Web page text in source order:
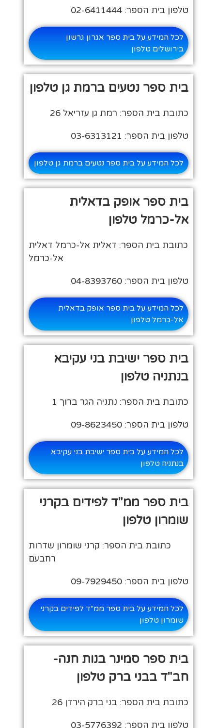
טלפון בית הספר: 02-6411444
לכל המידע על בית ספר אגרון גרשון
בירושלים טלפון
בית ספר נטעים ברמת גן טלפון
כתובת בית הספר: רמת גן עזריאל 26
טלפון בית הספר: 03-6313121
לכל המידע על בית ספר נטעים ברמת גן טלפון
בית ספר אופק בדאלית
אל-כרמל טלפון
כתובת בית הספר: דאלית אל-כרמל דאלית
אל-כרמל
טלפון בית הספר: 04-8393760
לכל המידע על בית ספר אופק בדאלית
אל-כרמל טלפון
בית ספר ישיבת בני עקיבא
בנתניה טלפון
כתובת בית הספר: נתניה הגר ברוך 1
טלפון בית הספר: 09-8623450
לכל המידע על בית ספר ישיבת בני עקיבא
בנתניה טלפון
בית ספר ממ"ד לפידים בקרני
שומרון טלפון
כתובת בית הספר: קרני שומרון שדרות
רחבעם
טלפון בית הספר: 09-7929450
לכל המידע על בית ספר ממ"ד לפידים בקרני
שומרון טלפון
בית ספר סמינר בנות חנה-
חב"ד בבני ברק טלפון
כתובת בית הספר: בני ברק הירדן 26
טלפון בית הספר: 03-5776392